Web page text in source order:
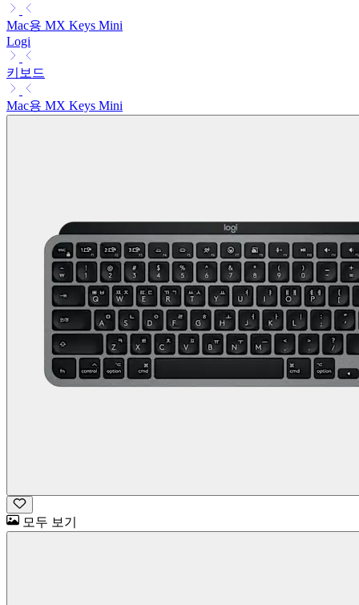
Mac용 MX Keys Mini
Logi
키보드
Mac용 MX Keys Mini
모두 보기